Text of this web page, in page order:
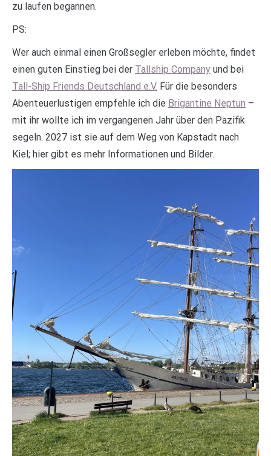
zu laufen begannen.
PS:
Wer auch einmal einen Großsegler erleben möchte, findet
einen guten Einstieg bei der Tallship Company und bei
Tall-Ship Friends Deutschland e.V. Für die besonders
Abenteuerlustigen empfehle ich die Brigantine Neptun –
mit ihr wollte ich im vergangenen Jahr über den Pazifik
segeln. 2027 ist sie auf dem Weg von Kapstadt nach
Kiel; hier gibt es mehr Informationen und Bilder.